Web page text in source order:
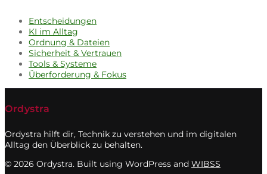
Entscheidungen
KI im Alltag
Ordnung & Dateien
Sicherheit & Vertrauen
Tools & Systeme
Überforderung & Fokus
Ordystra
Ordystra hilft dir, Technik zu verstehen und im digitalen
Alltag den Überblick zu behalten.
© 2026 Ordystra. Built using WordPress and WIBSS